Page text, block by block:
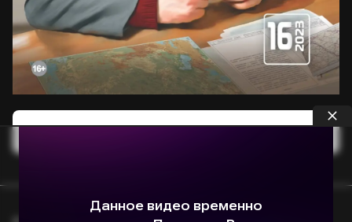
Опубликовать статью